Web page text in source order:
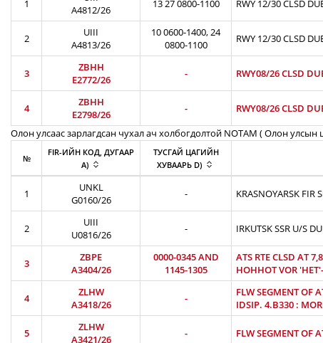
1
A4812/26
13 27 0800-1100 RWY 12/30 CLSD
2
UIII
A4813/26
10 0600-1400, 24
0800-1100
RWY 12/30 CLSD
3
ZBHH
E2772/26
- RWY08/26 CLSD
4
ZBHH
E2798/26
- RWY08/26 CLSD
Олон улсаас зарлагдсан чухал ач холбогдолтой NOTAM ( Олон улсын
№
FIR-ИЙН КОД, ДУГААР
A)
ТУСГАЙ ЦАГИЙН
ХУВААРЬ D)
1
UNKL
G0160/26
- KRASNOYARSK FIR
2
UIII
U0816/26
- IRKUTSK SSR U/S
3
ZBPE
A3404/26
0000-0345 AND
1145-1305
ATS RTE CLSD AT
HOHHOT VOR
4
ZLHW
A3418/26
-
FLW SEGMENT OF
IDSIP. 4.B330 :
5
ZLHW
A3421/26
- FLW SEGMENT OF